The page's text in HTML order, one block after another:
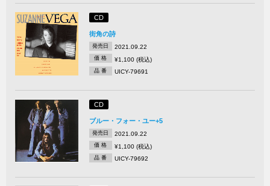
CD
街角の詩
発売日 2021.09.22
価 格 ¥1,100 (税込)
品 番 UICY-79691
CD
ブルー・フォー・ユー+5
発売日 2021.09.22
価 格 ¥1,100 (税込)
品 番 UICY-79692